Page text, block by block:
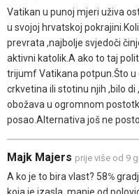
Vatikan u punoj mjeri uživa
u svojoj hrvatskoj
prevrata ,najbolje svjedoči
aktivni katolik.A ako to taj
trijumf Vatikana potpun.Što u
crkvetina ili stotinu njih ,bilo
obožava u ogromnom
posao.Alternativa još ne
Majk Majers prije više od 9
A ko je to bira vlast? 58℅
koja je izasla, manje od